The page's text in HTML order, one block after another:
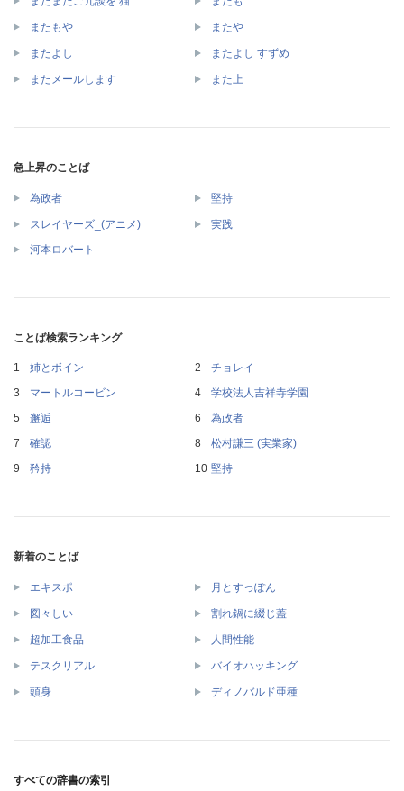
またもや またや
またよし またよし すずめ
またメールします また上
急上昇のことば
為政者 堅持
スレイヤーズ_(アニメ) 実践
河本ロバート
ことば検索ランキング
姉とボイン
チョレイ
マートルコービン
学校法人吉祥寺学園
邂逅
為政者
確認
松村謙三 (実業家)
矜持
堅持
新着のことば
エキスポ 月とすっぽん
図々しい 割れ鍋に綴じ蓋
超加工食品 人間性能
テスクリアル バイオハッキング
頭身 ディノバルド亜種
すべての辞書の索引